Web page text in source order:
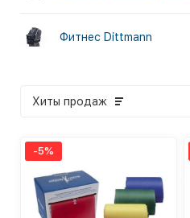
Фитнес Dittmann
Хиты продаж
-5%